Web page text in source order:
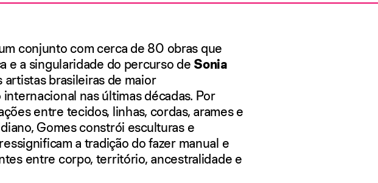
conjunto com cerca de 80 obras que
e a singularidade do percurso de Sonia
artistas brasileiras de maior
nas últimas décadas. Por
entre tecidos, linhas, cordas, arames e
Gomes constrói esculturas e
a tradição do fazer manual e
entre corpo, território, ancestralidade e